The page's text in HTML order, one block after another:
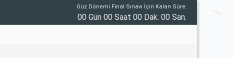
Güz Dönemi Final Sınavı İçin Kalan Süre:
00 Gün 00 Saat 00 Dak. 00 San.